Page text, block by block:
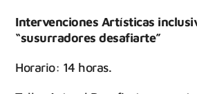
Intervenciones Artísticas
“susurradores desafiarte”
Horario: 14 horas.